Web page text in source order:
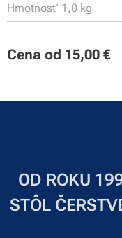
Hmotnosť 1,0 kg
Cena od 15,00 €
OD ROKU
STÔL